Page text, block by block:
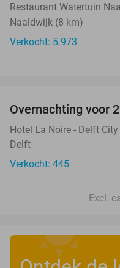
Restaurant Watertuin
Naaldwijk (8 km)
Verkocht: 5.973
Overnachting voor
Hotel La Noire - Delft City
Delft
Verkocht: 445
Excl.